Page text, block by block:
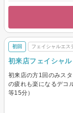
初回 フェイシャルエス
初来店フェイシャ
初来店の方1回のみス
の疲れも楽になるデコ
等15分）